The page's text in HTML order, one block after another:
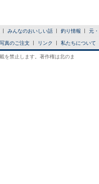
みんなのおいしい話 釣り情報 元
真のご注文 リンク 私たちについて
を禁止します。著作権は北のま